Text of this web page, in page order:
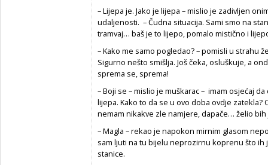
– Lijepa je. Jako je lijepa – mislio je zadivljen
udaljenosti. – Čudna situacija. Sami smo na
tramvaj… baš je to lijepo, pomalo mistično i
– Kako me samo pogledao? – pomisli u strahu
Sigurno nešto smišlja. Još čeka, osluškuje, a
sprema se, sprema!
– Boji se – mislio je muškarac – imam osjećaj
lijepa. Kako to da se u ovo doba ovdje
nemam nikakve zle namjere, dapače… želio
– Magla – rekao je napokon mirnim glasom
sam ljuti na tu bijelu neprozirnu koprenu što
stanice.